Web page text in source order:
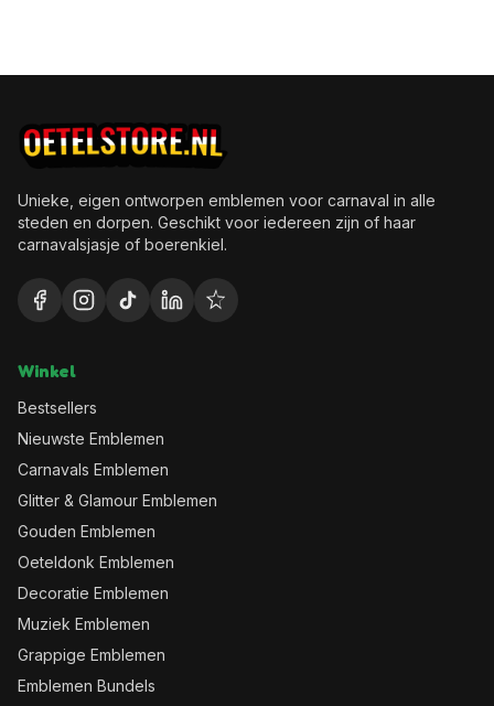
Unieke, eigen ontworpen emblemen voor carnaval in alle
steden en dorpen. Geschikt voor iedereen zijn of haar
carnavalsjasje of boerenkiel.
Winkel
Bestsellers
Nieuwste Emblemen
Carnavals Emblemen
Glitter & Glamour Emblemen
Gouden Emblemen
Oeteldonk Emblemen
Decoratie Emblemen
Muziek Emblemen
Grappige Emblemen
Emblemen Bundels